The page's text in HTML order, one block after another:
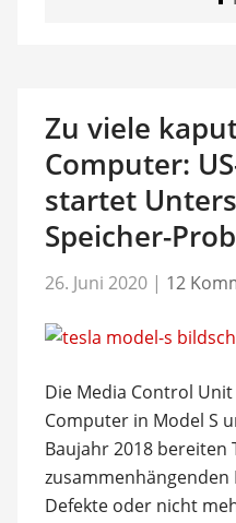
Zu viele
Computer:
startet
Speicher-
26. Juni 2020 | 12
Die Media Control
Computer in Model S
Baujahr 2018 bereiten
Defekte oder nicht